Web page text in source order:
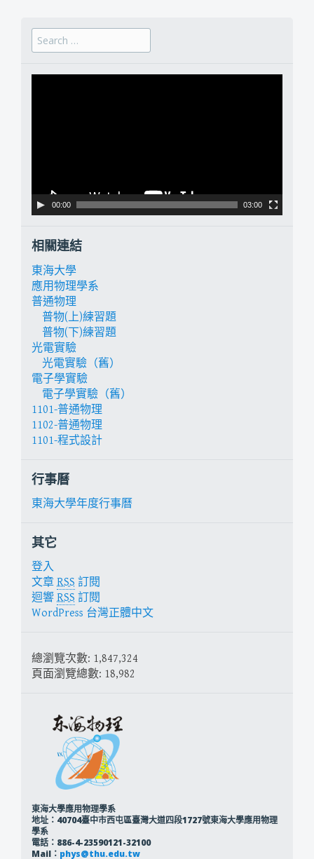
Search for:
00:00 03:00
相關連結
東海大學
應用物理學系
普通物理
普物(上)練習題
普物(下)練習題
光電實驗
光電實驗（舊）
電子學實驗
電子學實驗（舊）
1101-普通物理
1102-普通物理
1101-程式設計
行事曆
東海大學年度行事曆
其它
登入
文章 RSS 訂閱
迴響 RSS 訂閱
WordPress 台灣正體中文
總瀏覽次數: 1,847,324
頁面瀏覽總數: 18,982
東海大學應用物理學系
地址：40704臺中市西屯區臺灣大道四段1727號東海大學應用物理
學系
電話：886-4-23590121-32100
Mail： phys@thu.edu.tw